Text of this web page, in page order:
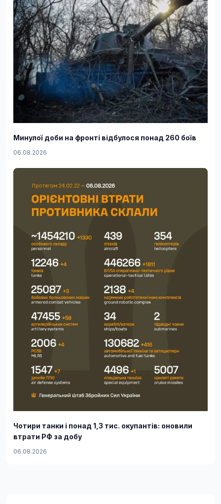
Минулої доби на фронті відбулося понад 260 боїв
06.08.2026
Чотири танки і понад 1,3 тис. окупантів: оновили
втрати РФ за добу
06.08.2026